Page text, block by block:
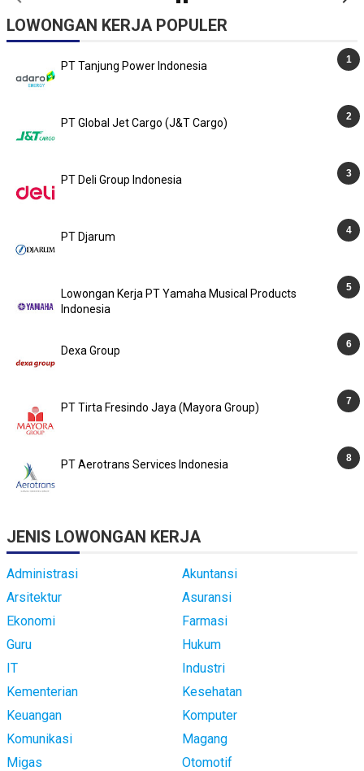
LOWONGAN KERJA POPULER
PT Tanjung Power Indonesia
PT Global Jet Cargo (J&T Cargo)
PT Deli Group Indonesia
PT Djarum
Lowongan Kerja PT Yamaha Musical Products
Indonesia
Dexa Group
PT Tirta Fresindo Jaya (Mayora Group)
PT Aerotrans Services Indonesia
JENIS LOWONGAN KERJA
Administrasi
Akuntansi
Arsitektur
Asuransi
Ekonomi
Farmasi
Guru
Hukum
IT
Industri
Kementerian
Kesehatan
Keuangan
Komputer
Komunikasi
Magang
Migas
Otomotif